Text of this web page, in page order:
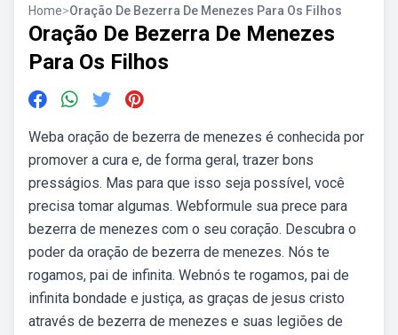
Home>Oração De Bezerra De Menezes Para Os Filhos
Oração De Bezerra De Menezes
Para Os Filhos
Weba oração de bezerra de menezes é conhecida por
promover a cura e, de forma geral, trazer bons
presságios. Mas para que isso seja possível, você
precisa tomar algumas. Webformule sua prece para
bezerra de menezes com o seu coração. Descubra o
poder da oração de bezerra de menezes. Nós te
rogamos, pai de infinita. Webnós te rogamos, pai de
infinita bondade e justiça, as graças de jesus cristo
através de bezerra de menezes e suas legiões de